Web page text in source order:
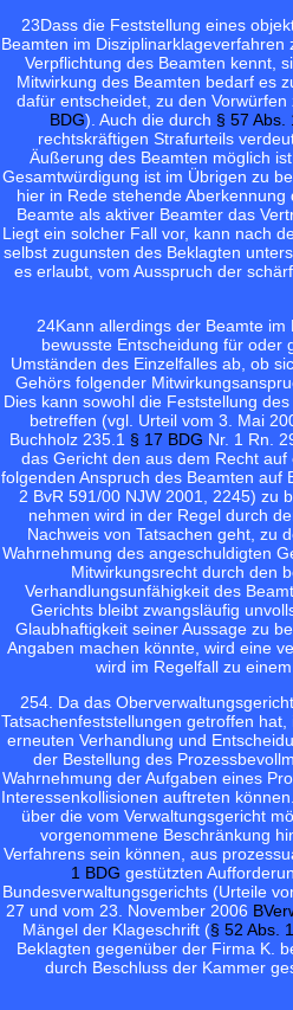
23Dass die Feststellung eines
Beamten im
Verpflichtung des Beamten kennt,
Mitwirkung des Beamten bedarf es
dafür entscheidet, zu den
BDG). Auch die durch § 57 Abs.
rechtskräftigen Strafurteils
Äußerung des Beamten möglich
Gesamtwürdigung ist im Übrigen zu
hier in Rede stehende Aberkennung
Beamte als aktiver Beamter das
Liegt ein solcher Fall vor, kann nach
selbst zugunsten des Beklagten
es erlaubt, vom Ausspruch der
24Kann allerdings der Beamte
bewusste Entscheidung für oder
Umständen des Einzelfalles ab, ob
Gehörs folgender
Dies kann sowohl die Feststellung
betreffen (vgl. Urteil vom 3. Mai
Buchholz 235.1 § 17 BDG Nr. 1 Rn.
das Gericht den aus dem Recht auf
folgenden Anspruch des Beamten auf
2 BvR 591/00 NJW 2001, 2245) zu
nehmen wird in der Regel durch
Nachweis von Tatsachen geht, zu
Wahrnehmung des angeschuldigten
Mitwirkungsrecht durch den
Verhandlungsunfähigkeit des
Gerichts bleibt zwangsläufig
Glaubhaftigkeit seiner Aussage zu
Angaben machen könnte, wird eine
wird im Regelfall zu
254. Da das
Tatsachenfeststellungen getroffen
erneuten Verhandlung und
der Bestellung des
Wahrnehmung der Aufgaben eines
Interessenkollisionen auftreten
über die vom Verwaltungsgericht
vorgenommene Beschränkung
Verfahrens sein können, aus
1 BDG gestützten
Bundesverwaltungsgerichts (Urteile
27 und vom 23. November 2006
Mängel der Klageschrift (§ 52 Abs.
Beklagten gegenüber der Firma K.
durch Beschluss der Kammer